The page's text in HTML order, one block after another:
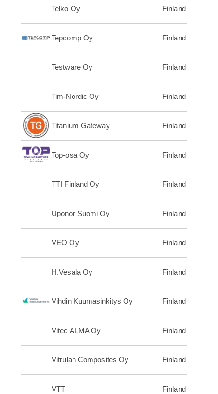
Telko Oy Finland
Tepcomp Oy Finland
Testware Oy Finland
Tim-Nordic Oy Finland
Titanium Gateway Finland
Top-osa Oy Finland
TTI Finland Oy Finland
Uponor Suomi Oy Finland
VEO Oy Finland
H.Vesala Oy Finland
Vihdin Kuumasinkitys Oy Finland
Vitec ALMA Oy Finland
Vitrulan Composites Oy Finland
VTT Finland